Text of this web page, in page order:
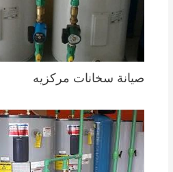
صيانة سخانات مركزيه